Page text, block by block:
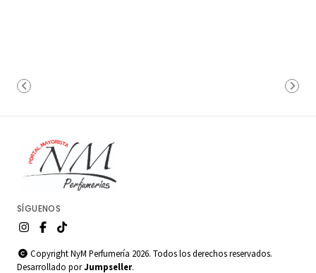
SÍGUENOS
Copyright NyM Perfumería 2026. Todos los derechos reservados.
Desarrollado porJumpseller.